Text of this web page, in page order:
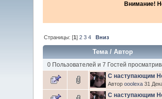
Внимание!
Страницы: [1]2 3 4 Вниз
Тема /Автор
0 Пользователей и 7 Гостей
С наступающим
Авторooolexa 31
С наступающим